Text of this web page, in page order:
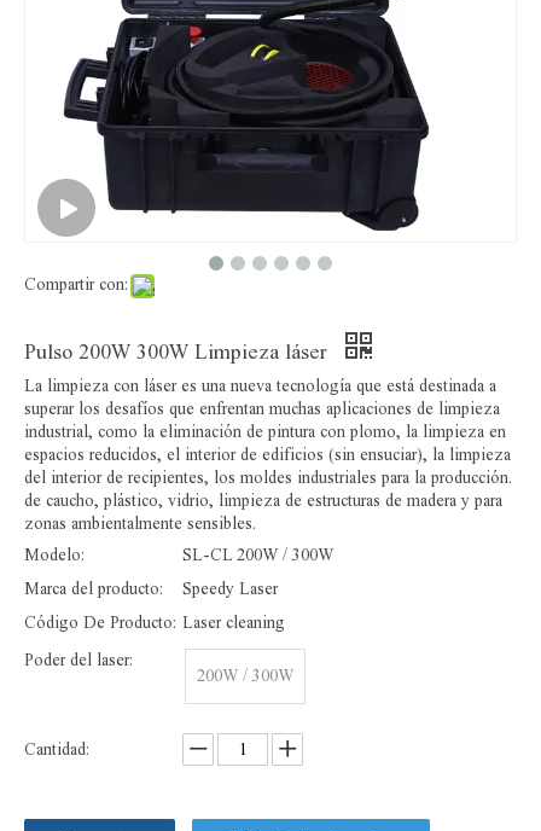
Compartir con:
Pulso 200W 300W Limpieza láser
La limpieza con láser es una nueva tecnología que está destinada a
superar los desafíos que enfrentan muchas aplicaciones de limpieza
industrial, como la eliminación de pintura con plomo, la limpieza en
espacios reducidos, el interior de edificios (sin ensuciar), la limpieza
del interior de recipientes, los moldes industriales para la producción.
de caucho, plástico, vidrio, limpieza de estructuras de madera y para
zonas ambientalmente sensibles.
Modelo:
SL-CL 200W / 300W
Marca del producto:
Speedy Laser
Código De Producto: Laser cleaning
Poder del laser:
200W / 300W
Cantidad: